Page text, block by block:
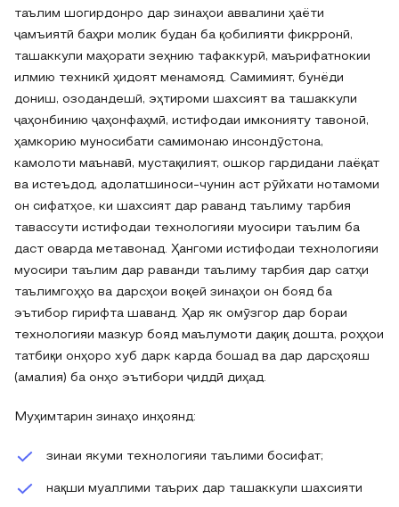
таълим шогирдонро дар зинаҳои аввалини ҳаёти
ҷамъиятӣ баҳри молик будан ба қобилияти фикрронӣ,
ташаккули маҳорати зеҳнию тафаккурӣ, маърифатнокии
илмию техникӣ ҳидоят менамояд. Самимият, бунёди
дониш, озодандешӣ, эҳтироми шахсият ва ташаккули
ҷаҳонбинию ҷаҳонфаҳмӣ, истифодаи имконияту тавоноӣ,
ҳамкорию муносибати самимонаю инсондӯстона,
камолоти маънавӣ, мустақилият, ошкор гардидани лаёқат
ва истеъдод, адолатшиноси-чунин аст рӯйхати нотамоми
он сифатҳое, ки шахсият дар раванд таълиму тарбия
тавассути истифодаи технологияи муосири таълим ба
даст оварда метавонад. Ҳангоми истифодаи технологияи
муосири таълим дар раванди таълиму тарбия дар сатҳи
таълимгоҳҳо ва дарсҳои воқеӣ зинаҳои он бояд ба
эътибор гирифта шаванд. Ҳар як омӯзгор дар бораи
технологияи мазкур бояд маълумоти дақиқ дошта, роҳҳои
татбиқи онҳоро хуб дарк карда бошад ва дар дарсҳояш
(амалия) ба онҳо эътибори ҷиддӣ диҳад.
Муҳимтарин зинаҳо инҳоянд:
зинаи якуми технологияи таълими босифат;
нақши муаллими таърих дар ташаккули шахсияти